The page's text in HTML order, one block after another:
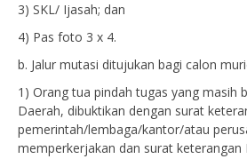
3) SKL/ Ijasah; dan
4) Pas foto 3 x 4.
b. Jalur mutasi ditujukan bagi calon
1) Orang tua pindah tugas yang masih
Daerah, dibuktikan dengan surat
pemerintah/lembaga/kantor/atau
memperkerjakan dan surat keterangan